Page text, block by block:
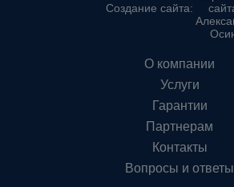
Создание сайта:
О компании
Услуги
Гарантии
Партнерам
Контакты
Вопросы и ответы